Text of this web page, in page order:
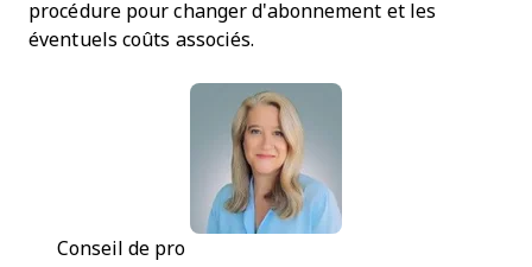
procédure pour changer d'abonnement et les
éventuels coûts associés.
Conseil de pro